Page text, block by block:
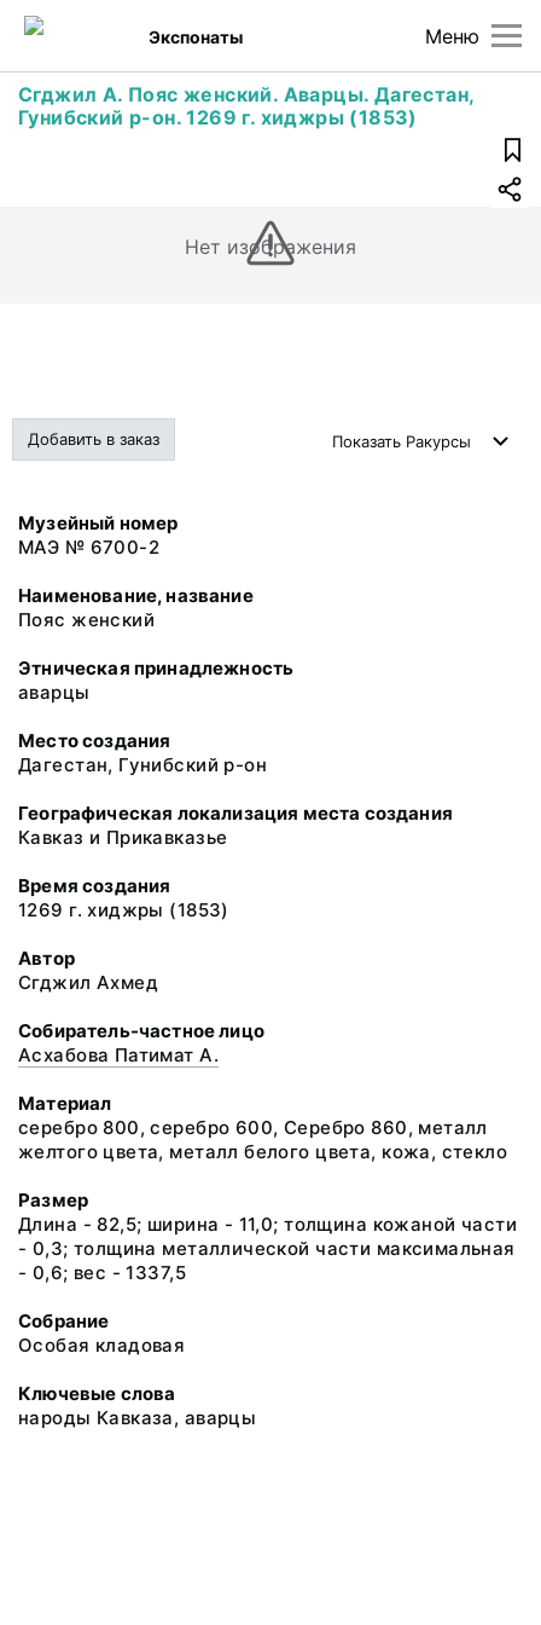
Меню
Экспонаты
Сгджил А. Пояс женский. Аварцы. Дагестан,
Гунибский р-он. 1269 г. хиджры (1853)
Нет изображения
Добавить в заказ Показать Ракурсы
Музейный номер
МАЭ № 6700-2
Наименование, название
Пояс женский
Этническая принадлежность
аварцы
Место создания
Дагестан, Гунибский р-он
Географическая локализация места создания
Кавказ и Прикавказье
Время создания
1269 г. хиджры (1853)
Автор
Сгджил Ахмед
Собиратель-частное лицо
Асхабова Патимат А.
Материал
серебро 800, серебро 600, Серебро 860, металл
желтого цвета, металл белого цвета, кожа, стекло
Размер
Длина - 82,5; ширина - 11,0; толщина кожаной части
- 0,3; толщина металлической части максимальная
- 0,6; вес - 1337,5
Собрание
Особая кладовая
Ключевые слова
народы Кавказа, аварцы